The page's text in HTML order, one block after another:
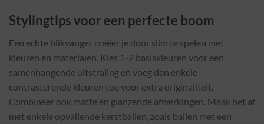
Stylingtips voor een perfecte boom
Een echte blikvanger creëer je door slim te spelen met
kleuren en materialen. Kies 1-2 basiskleuren voor een
samenhangende uitstraling en voeg dan enkele
contrasterende kleuren toe voor extra originaliteit.
Combineer ook matte en glanzende afwerkingen. Maak het af
met enkele opvallende kerstballen, zoals ballen met een